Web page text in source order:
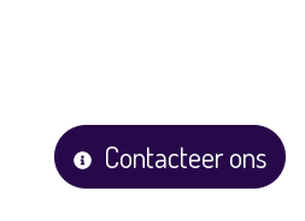
Contacteer ons